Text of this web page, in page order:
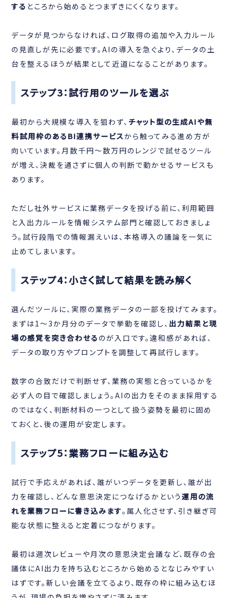
する ところから始めるとつまずきにくくなります。
データが見つからなければ、ログ取得の追加や入力ルール
の見直しが先に必要です。AIの導入を急ぐより、データの土
台を整えるほうが結果として近道になることがあります。
ステップ3：試行用のツールを選ぶ
最初から大規模な導入を狙わず、 チャット型の生成AIや無
料試用枠のあるBI連携サービスから触ってみる進め方が
向いています。月数千円〜数万円のレンジで試せるツール
が増え、決裁を通さずに個人の判断で動かせるサービスも
あります。
ただし社外サービスに業務データを投げる前に、利用範囲
と入出力ルールを情報システム部門と確認しておきましょ
う。試行段階での情報漏えいは、本格導入の議論を一気に
止めてしまいます。
ステップ4：小さく試して結果を読み解く
選んだツールに、実際の業務データの一部を投げてみます。
まずは1〜3か月分のデータで挙動を確認し、 出力結果と現
場の感覚を突き合わせる のが入口です。違和感があれば、
データの取り方やプロンプトを調整して再試行します。
数字の合致だけで判断せず、業務の実態と合っているかを
必ず人の目で確認しましょう。AIの出力をそのまま採用する
のではなく、判断材料の一つとして扱う姿勢を最初に固め
ておくと、後の運用が安定します。
ステップ5：業務フローに組み込む
試行で手応えがあれば、誰がいつデータを更新し、誰が出
力を確認し、どんな意思決定につなげるかという運用の流
れを業務フローに書き込みます。属人化させず、引き継ぎ可
能な状態に整えると定着につながります。
最初は週次レビューや月次の意思決定会議など、既存の会
議体にAI出力を持ち込むところから始めるとなじみやすい
はずです。新しい会議を立てるより、既存の枠に組み込むほ